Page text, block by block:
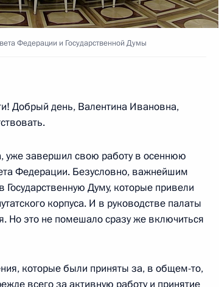
Лазаром и главой
Бородой
3
и Государственной
Федерации и Государственной Думы
Добрый день, Валентина Ивановна,
уже завершил свою работу в осеннюю
Федерации. Безусловно, важнейшим
Думу, которые привели
корпуса. И в руководстве палаты
Но это не помешало сразу же включиться
которые были приняты за, в общем-то,
всего за активную работу и принятие